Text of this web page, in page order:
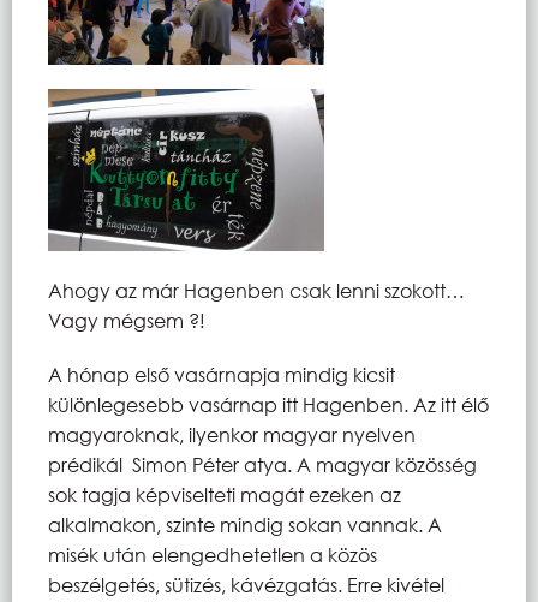
Ahogy az már Hagenben csak lenni szokott…
Vagy mégsem ?!
A hónap első vasárnapja mindig kicsit
különlegesebb vasárnap itt Hagenben. Az itt élő
magyaroknak, ilyenkor magyar nyelven
prédikál Simon Péter atya. A magyar közösség
sok tagja képviselteti magát ezeken az
alkalmakon, szinte mindig sokan vannak. A
misék után elengedhetetlen a közös
beszélgetés, sütizés, kávézgatás. Erre kivétel